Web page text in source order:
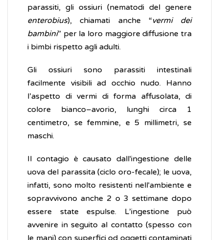
parassiti, gli ossiuri (nematodi del genere
enterobius), chiamati anche “vermi dei
bambini” per la loro maggiore diffusione tra
i bimbi rispetto agli adulti.
Gli ossiuri sono parassiti intestinali
facilmente visibili ad occhio nudo. Hanno
l’aspetto di vermi di forma affusolata, di
colore bianco–avorio, lunghi circa 1
centimetro, se femmine, e 5 millimetri, se
maschi.
Il contagio è causato dall'ingestione delle
uova del parassita (ciclo oro-fecale); le uova,
infatti, sono molto resistenti nell'ambiente e
sopravvivono anche 2 o 3 settimane dopo
essere state espulse. L’ingestione può
avvenire in seguito al contatto (spesso con